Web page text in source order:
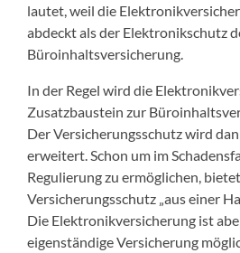
lautet, weil die
abdeckt als der Elektronikschutz
Büroinhaltsversicherung.
In der Regel wird die
Zusatzbaustein zur
Der Versicherungsschutz wird
erweitert. Schon um im
Regulierung zu ermöglichen,
Versicherungsschutz „aus einer
Die Elektronikversicherung ist
eigenständige Versicherung